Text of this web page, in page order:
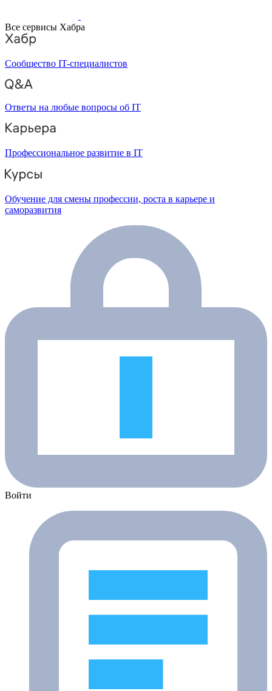
Все сервисы Хабра
Сообщество IT-специалистов
Ответы на любые вопросы об IT
Профессиональное развитие в IT
Обучение для смены профессии, роста в карьере и
саморазвития
Войти